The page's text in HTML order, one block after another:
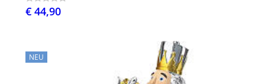
€ 44,90
NEU